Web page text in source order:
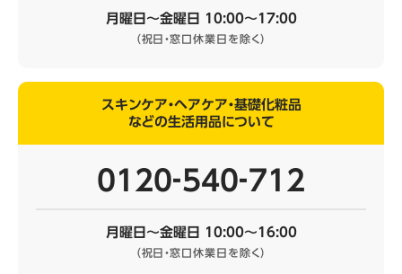
月曜日～金曜日 10:00～17:00
（祝日・窓口休業日を除く）
スキンケア・ヘアケア・基礎化粧品
などの生活用品について
0120‐540‐712
月曜日～金曜日 10:00～16:00
（祝日・窓口休業日を除く）